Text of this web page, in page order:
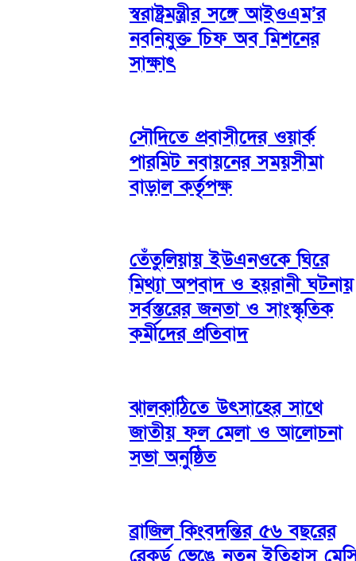
স্বরাষ্ট্রমন্ত্রীর সঙ্গে আইওএম’র
নবনিযুক্ত চিফ অব মিশনের
সাক্ষাৎ
সৌদিতে প্রবাসীদের ওয়ার্ক
পারমিট নবায়নের সময়সীমা
বাড়াল কর্তৃপক্ষ
তেঁতুলিয়ায় ইউএনওকে ঘিরে
মিথ্যা অপবাদ ও হয়রানী ঘটনায়
সর্বস্তরের জনতা ও সাংস্কৃতিক
কর্মীদের প্রতিবাদ
ঝালকাঠিতে উৎসাহের সাথে
জাতীয় ফল মেলা ও আলোচনা
সভা অনুষ্ঠিত
ব্রাজিল কিংবদন্তির ৫৬ বছরের
রেকর্ড ভেঙে নতুন ইতিহাস